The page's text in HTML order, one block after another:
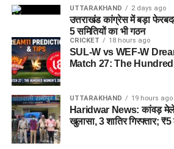
UTTARAKHAND 2 days ago
उत्तराखंड कांग्रेस में बड़ा
5 समितियों का भी गठन
CRICKET 18 hours ago
SUL-W vs WEF-W
Match 27: The
UTTARAKHAND 19 hours ago
Haridwar News: कांवड़ मेले
खुलासा, 3 शातिर गिरफ्तार;